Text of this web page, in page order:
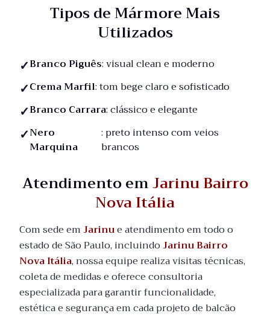
Tipos de Mármore Mais
Utilizados
Branco Piguês: visual clean e moderno
Crema Marfil: tom bege claro e sofisticado
Branco Carrara: clássico e elegante
Nero
Marquina
: preto intenso com veios
brancos
Atendimento emJarinu Bairro
Nova Itália
Com sede emJarinue atendimento em todo o
estado de São Paulo, incluindoJarinu Bairro
Nova Itália, nossa equipe realiza visitas técnicas,
coleta de medidas e oferece consultoria
especializada para garantir funcionalidade,
estética e segurança em cada projeto de balcão